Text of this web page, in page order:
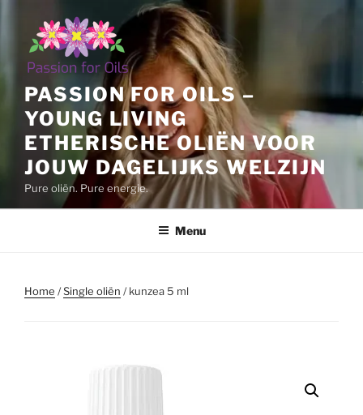
inhoud
PASSION FOR OILS –
YOUNG LIVING
ETHERISCHE OLIËN VOOR
JOUW DAGELIJKS WELZIJN
Pure oliën. Pure energie.
Menu
Home /Single oliën / kunzea 5 ml